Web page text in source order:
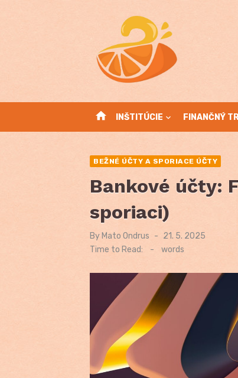
home INŠTITÚCIE FINANČNÝ
BEŽNÉ ÚČTY A SPORIACE ÚČTY
Bankové účty:
sporiaci)
By Mato Ondrus
Posted
on
21. 5. 2025
Time to Read:
- words